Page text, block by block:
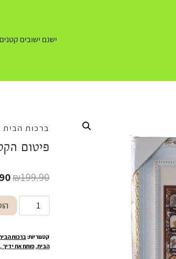
ישנם ישובים
ברכות הבית
פיטום
₪199.90
כמות
של
הקטורת
קטגוריות: ברכות
הבית, פותח את ידיך